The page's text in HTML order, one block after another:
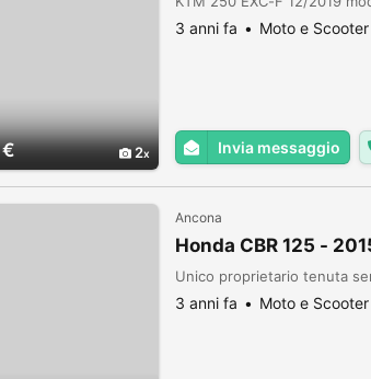
€ 2
3 anni fa Moto e Scooter
Invia messaggio
Ancona
Honda CBR 125 -
Unico proprietario tenuta
3 anni fa Moto e Scooter